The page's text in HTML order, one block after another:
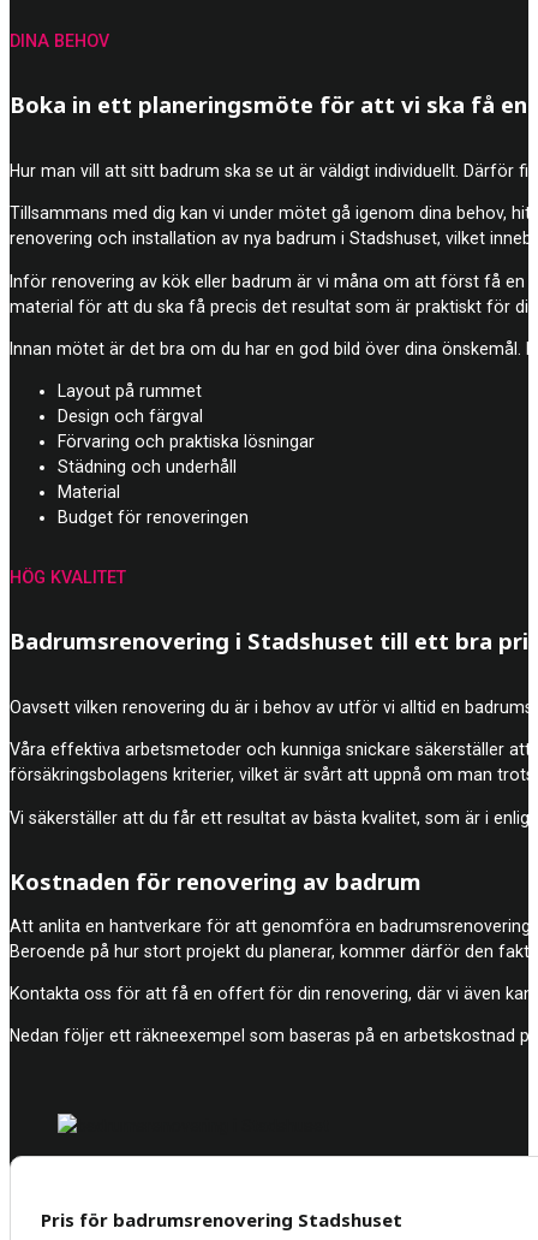
Boka in ett planeringsmöte för att vi ska få en
Hur man vill att sitt badrum ska se ut är väldigt individuellt. Därför
Tillsammans med dig kan vi under mötet gå igenom dina behov,
renovering och installation av nya badrum i Stadshuset, vilket
Inför renovering av kök eller badrum är vi måna om att först få
material för att du ska få precis det resultat som är praktiskt för
Innan mötet är det bra om du har en god bild över dina
Layout på rummet
Design och färgval
Förvaring och praktiska lösningar
Städning och underhåll
Material
Budget för renoveringen
DINA BEHOV
Badrumsrenovering i Stadshuset till ett bra
Oavsett vilken renovering du är i behov av utför vi alltid en
Våra effektiva arbetsmetoder och kunniga snickare säkerställer
försäkringsbolagens kriterier, vilket är svårt att uppnå om man
Vi säkerställer att du får ett resultat av bästa kvalitet, som är i
HÖG KVALITET
Kostnaden för renovering av badrum
Att anlita en hantverkare för att genomföra en
Beroende på hur stort projekt du planerar, kommer därför den
Kontakta oss för att få en offert för din renovering, där vi även
Nedan följer ett räkneexempel som baseras på en arbetskostnad
Pris för badrumsrenovering Stadshuset